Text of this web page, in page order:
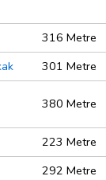
316 Metre
301 Metre
380 Metre
223 Metre
292 Metre